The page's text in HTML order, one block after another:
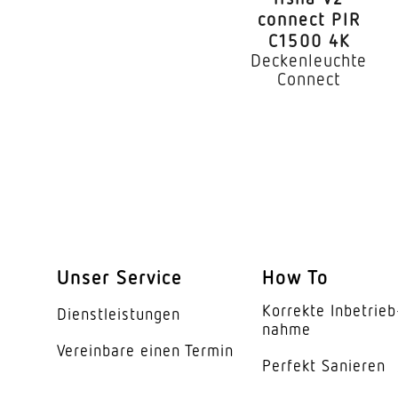
Konstant-
Mit Notlicht
Dimmung DALI
Farbtemperatur
Farbabweichung LED
Farbwiedergabeindex
connect PIR
C1500 4K
Deckenleuchte
Connect
Unser Service
Dienst­leis­tungen
Vereinbare einen Termin
How To
Korrekte
nahme
Perfekt Sanieren